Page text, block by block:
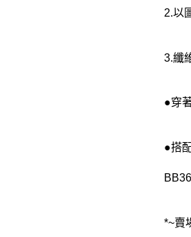
2.以
3.纖
●穿
●搭
*~賣